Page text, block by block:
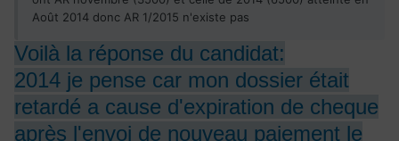
Août 2014 donc AR 1/2015 n'existe pas
Voilà la réponse du candidat:
2014 je pense car mon dossier était
retardé a cause d'expiration de cheque
après l'envoi de nouveau paiement le